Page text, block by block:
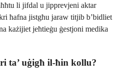
li jifdal u jipprevjeni aktar
ħafna jistgħu jaraw titjib b’bidliet
każijiet jeħtieġu ġestjoni medika
ta’ uġigħ il-ħin kollu?